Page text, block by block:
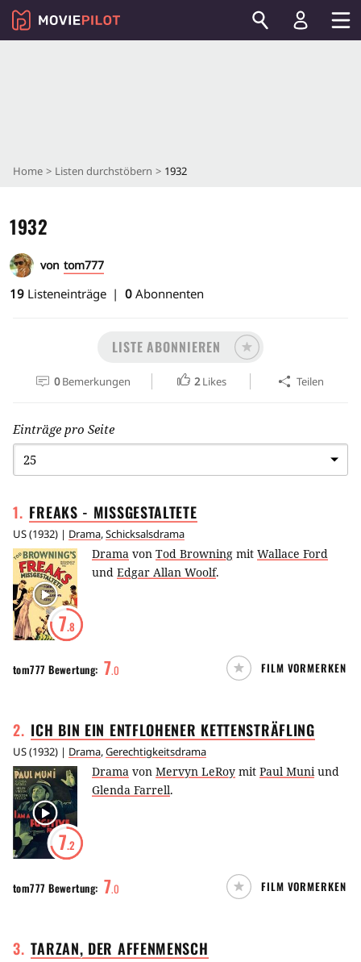
Home Listen durchstöbern 1932
1932
von tom777
19 Listeneinträge 0 Abonnenten
LISTE ABONNIEREN
0 Bemerkungen 2 Likes Teilen
Einträge pro Seite
1. FREAKS - MISSGESTALTETE
US(1932) | Drama,Schicksalsdrama
7.8
Drama von Tod Browning mit Wallace Ford
und Edgar Allan Woolf.
tom777 Bewertung: 7.0 FILM VORMERKEN
2. ICH BIN EIN ENTFLOHENER KETTENSTRÄFLING
US(1932) | Drama,Gerechtigkeitsdrama
7.2
Drama von Mervyn LeRoy mit Paul Muniund
Glenda Farrell.
tom777 Bewertung: 7.0 FILM VORMERKEN
3. TARZAN, DER AFFENMENSCH